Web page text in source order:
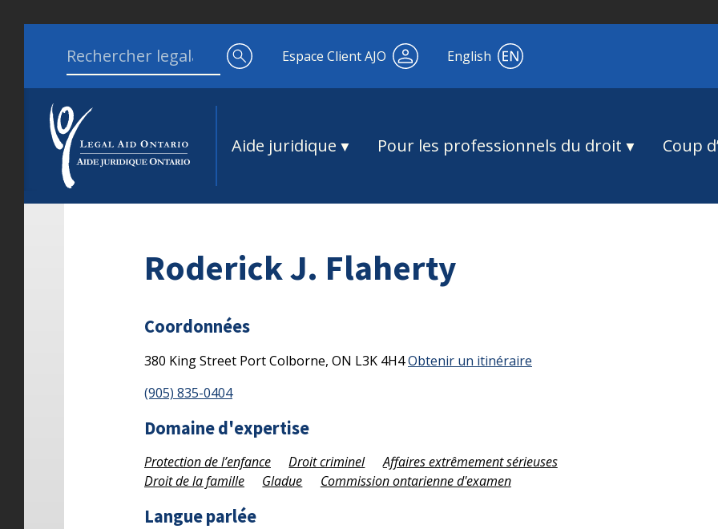
Search for:
Espace Client AJO English
Aide juridique Pour les professionnels du droit Coup
Roderick J. Flaherty
Coordonnées
380 King Street Port Colborne, ON L3K 4H4Obtenir un itinéraire
(905) 835-0404
Domaine d'expertise
Protection de l’enfance Droit criminel
Affaires extrêmement sérieuses
Droit de la famille
Gladue Commission ontarienne d'examen
Langue parlée